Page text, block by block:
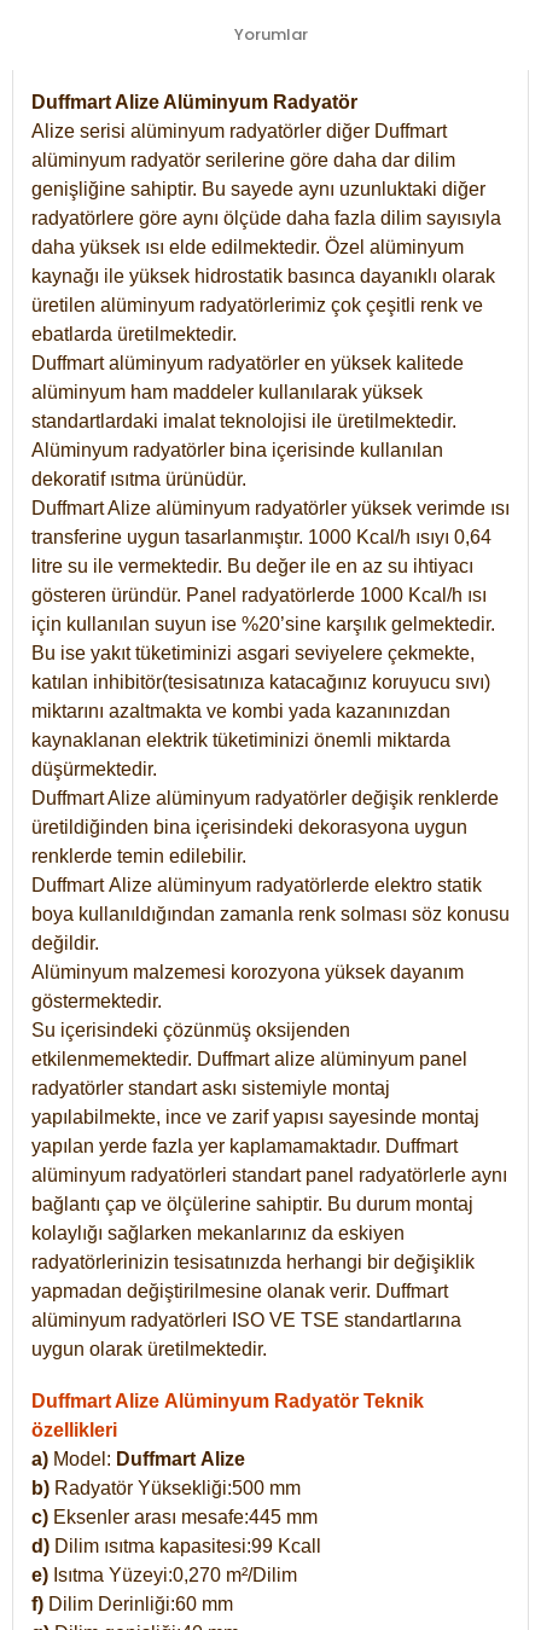
Yorumlar
Duffmart Alize Alüminyum Radyatör
Alize serisi alüminyum radyatörler diğer Duffmart
alüminyum radyatör serilerine göre daha dar dilim
genişliğine sahiptir. Bu sayede aynı uzunluktaki diğer
radyatörlere göre aynı ölçüde daha fazla dilim sayısıyla
daha yüksek ısı elde edilmektedir. Özel alüminyum
kaynağı ile yüksek hidrostatik basınca dayanıklı olarak
üretilen alüminyum radyatörlerimiz çok çeşitli renk ve
ebatlarda üretilmektedir.
Duffmart alüminyum radyatörler en yüksek kalitede
alüminyum ham maddeler kullanılarak yüksek
standartlardaki imalat teknolojisi ile üretilmektedir.
Alüminyum radyatörler bina içerisinde kullanılan
dekoratif ısıtma ürünüdür.
Duffmart Alize alüminyum radyatörler yüksek verimde ısı
transferine uygun tasarlanmıştır. 1000 Kcal/h ısıyı 0,64
litre su ile vermektedir. Bu değer ile en az su ihtiyacı
gösteren üründür. Panel radyatörlerde 1000 Kcal/h ısı
için kullanılan suyun ise %20’sine karşılık gelmektedir.
Bu ise yakıt tüketiminizi asgari seviyelere çekmekte,
katılan inhibitör(tesisatınıza katacağınız koruyucu sıvı)
miktarını azaltmakta ve kombi yada kazanınızdan
kaynaklanan elektrik tüketiminizi önemli miktarda
düşürmektedir.
Duffmart Alize alüminyum radyatörler değişik renklerde
üretildiğinden bina içerisindeki dekorasyona uygun
renklerde temin edilebilir.
DuffmartAlize alüminyum radyatörlerde elektro statik
boya kullanıldığından zamanla renk solması söz konusu
değildir.
Alüminyum malzemesi korozyona yüksek dayanım
göstermektedir.
Su içerisindeki çözünmüş oksijenden
etkilenmemektedir. Duffmart alize alüminyum panel
radyatörler standart askı sistemiyle montaj
yapılabilmekte, ince ve zarif yapısı sayesinde montaj
yapılan yerde fazla yer kaplamamaktadır. Duffmart
alüminyum radyatörleri standart panel radyatörlerle aynı
bağlantı çap ve ölçülerine sahiptir. Bu durum montaj
kolaylığı sağlarken mekanlarınız da eskiyen
radyatörlerinizin tesisatınızda herhangi bir değişiklik
yapmadan değiştirilmesine olanak verir. Duffmart
alüminyum radyatörleri ISO VE TSE standartlarına
uygun olarak üretilmektedir.
Duffmart Alize Alüminyum Radyatör Teknik
özellikleri
a) Model: Duffmart Alize
b) Radyatör Yüksekliği:500 mm
c) Eksenler arası mesafe:445 mm
d) Dilim ısıtma kapasitesi:99 Kcall
e) Isıtma Yüzeyi:0,270 m²/Dilim
f) Dilim Derinliği:60 mm